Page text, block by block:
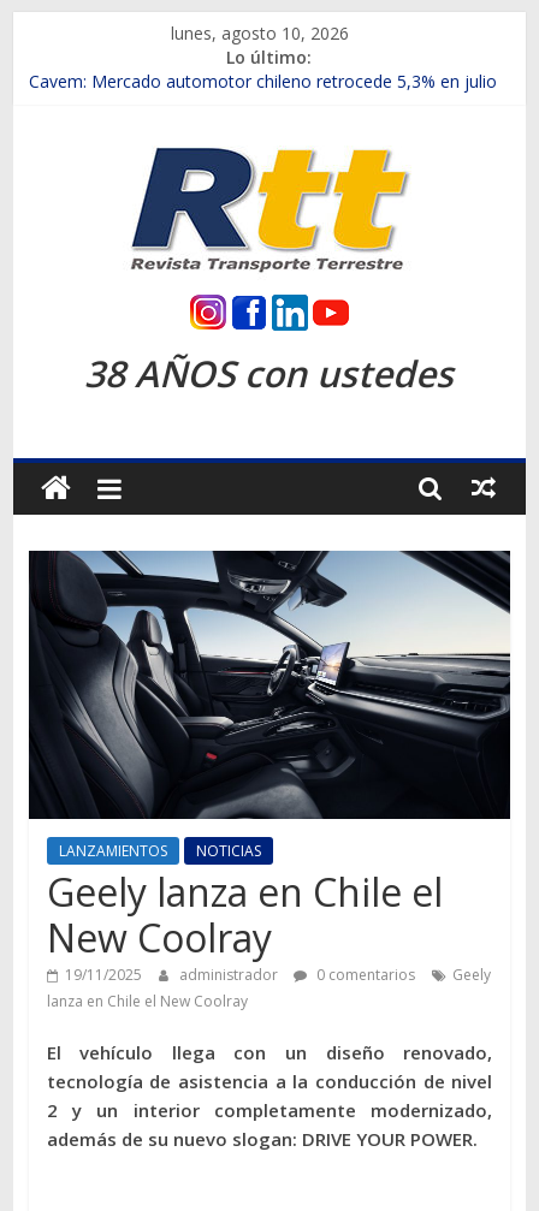
contenido
lunes, agosto 10, 2026
Lo último:
Chile es el primer mercado internacional en lanzar la nueva
Salfa suma vehículos electrificados de Chevrolet en el Biobío
Samex amplía su red con nuevas sucursales en Rancagua y
SINOTRUK Pick-ups presentó la recién estrenada Bolden en
la Expo Compras Públicas 2026
Revista
Transporte
Terrestre
Autos,
camiones,
motos,
información
mundo
transporte
38 AÑOS con ustedes
LANZAMIENTOS NOTICIAS
Geely lanza en Chile el
New Coolray
19/11/2025 administrador 0 comentarios
Geely
lanza en Chile el New Coolray
El vehículo llega con un diseño renovado,
tecnología de asistencia a la conducción de nivel
2 y un interior completamente modernizado,
además de su nuevo slogan: DRIVE YOUR POWER.